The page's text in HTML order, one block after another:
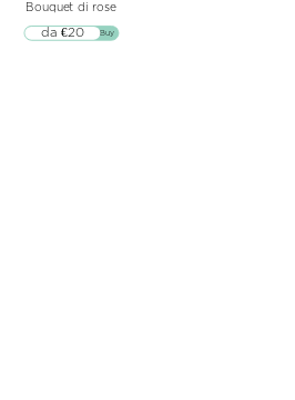
Bouquet di rose
▷▷ Buy
da €20